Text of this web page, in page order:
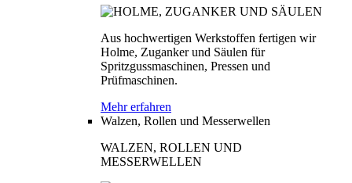
Aus hochwertigen Werkstoffen fertigen wir
Holme, Zuganker und Säulen für
Spritzgussmaschinen, Pressen und
Prüfmaschinen.
Mehr erfahren
Walzen, Rollen und Messerwellen
WALZEN, ROLLEN UND
MESSERWELLEN